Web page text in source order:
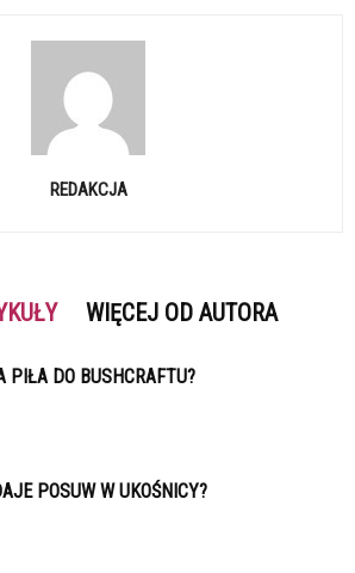
REDAKCJA
WIĘCEJ OD AUTORA
PIŁA DO BUSHCRAFTU?
POSUW W UKOŚNICY?